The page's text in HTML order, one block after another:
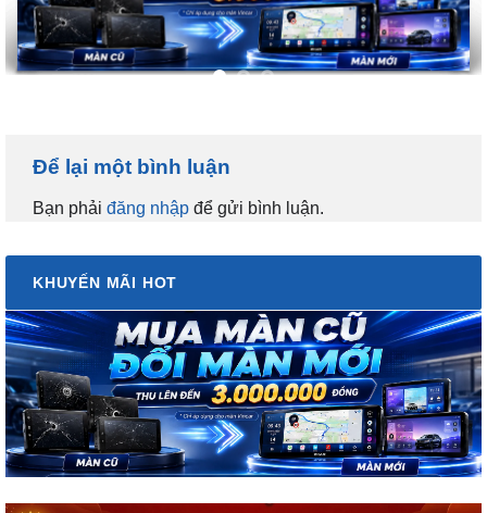
Để lại một bình luận
Bạn phải đăng nhập để gửi bình luận.
KHUYẾN MÃI HOT